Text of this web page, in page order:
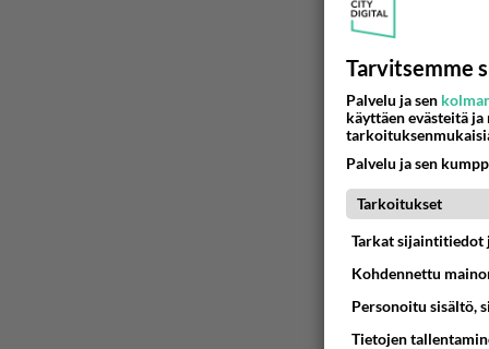
Mitä tuot
04.08.2026
Tarvitsemme
Palvelu ja sen
käyttäen evästeitä
Palvelu ja sen
Tarkoitukset
Tarkat sijaintitiedot
Kohdennettu
Personoitu sisältö,
Tietojen